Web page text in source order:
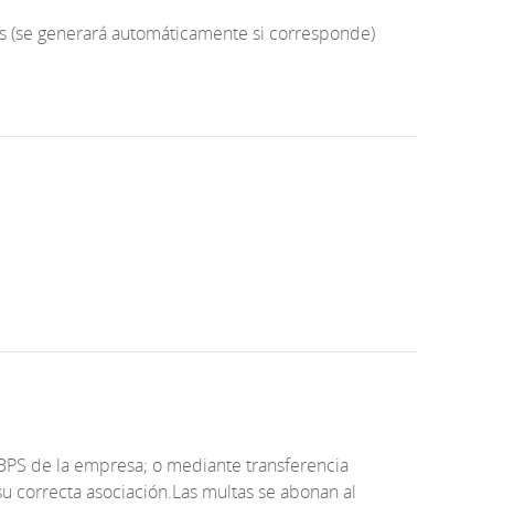
generará automáticamente si corresponde)
de la empresa; o mediante transferencia
correcta asociación.Las multas se abonan al